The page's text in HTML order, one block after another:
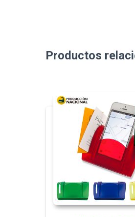
Productos